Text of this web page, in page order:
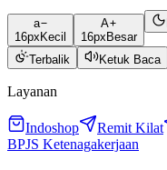
a
16px Kecil
A
16px Besar
Terbalik Ketuk Baca
Layanan
Indoshop Remit Kilat
BPJS Ketenagakerjaan